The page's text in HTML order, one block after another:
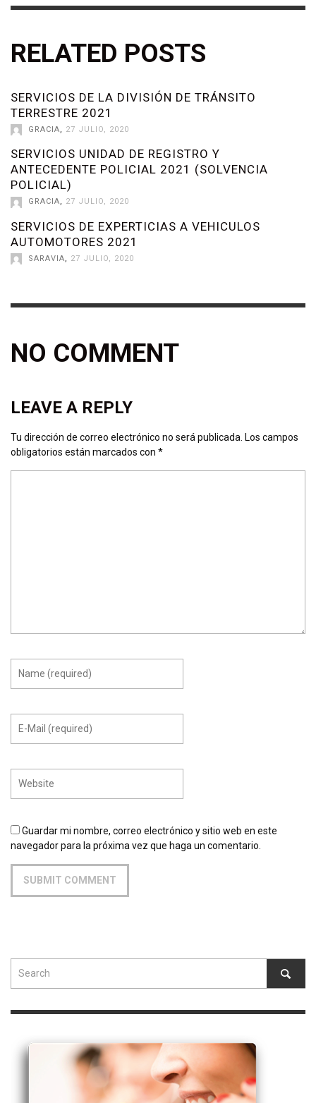
RELATED POSTS
SERVICIOS DE LA DIVISIÓN DE TRÁNSITO
TERRESTRE 2021
GRACIA, 27 JULIO, 2020
SERVICIOS UNIDAD DE REGISTRO Y
ANTECEDENTE POLICIAL 2021 (SOLVENCIA
POLICIAL)
GRACIA, 27 JULIO, 2020
SERVICIOS DE EXPERTICIAS A VEHICULOS
AUTOMOTORES 2021
SARAVIA, 27 JULIO, 2020
NO COMMENT
LEAVE A REPLY
Tu dirección de correo electrónico no será publicada. Los campos
obligatorios están marcados con *
Guardar mi nombre, correo electrónico y sitio web en este
navegador para la próxima vez que haga un comentario.